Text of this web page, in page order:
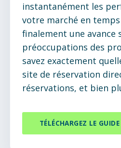
instantanément les
votre marché en temps
finalement une avance
préoccupations des
savez exactement
site de réservation
réservations, et bien
TÉLÉCHARGEZ LE